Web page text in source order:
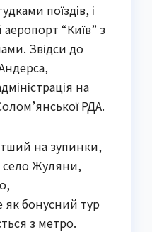
поїздів, і
“Київ” з
Звідси до
на
РДА.
на зупинки,
село Жуляни,
як бонусний тур
з метро.